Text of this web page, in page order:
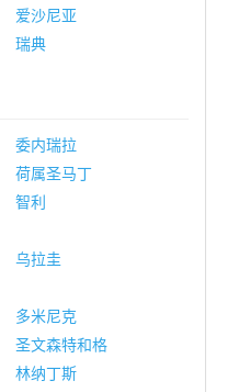
爱沙尼亚
瑞典
委内瑞拉
荷属圣马丁
智利
乌拉圭
多米尼克
圣文森特和格
林纳丁斯